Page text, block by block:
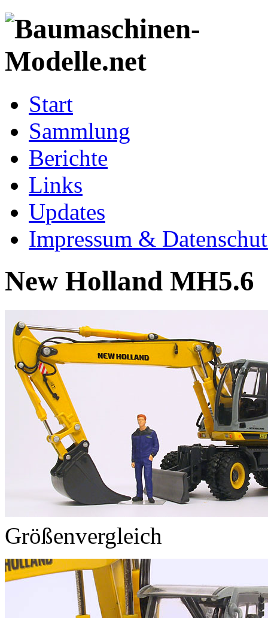
Start
Sammlung
Berichte
Links
Updates
Impressum &
New Holland MH5.6
Größenvergleich